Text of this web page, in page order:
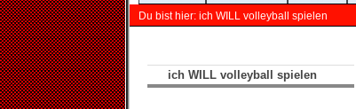
Du bist hier: ich WILL volleyball spielen
ich WILL volleyball spielen